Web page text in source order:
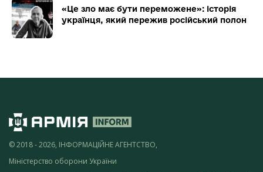
«Це зло має бути переможене»: історія
українця, який пережив російський полон
© 2018 - 2026, ІНФОРМАЦІЙНЕ АГЕНТСТВО,
Міністерство оборони України